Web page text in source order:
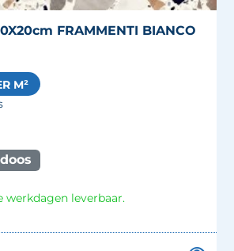
FRAMMENTI BIANCO
M²
werkdagen leverbaar.